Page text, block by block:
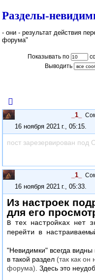
Разделы-
- они - результат действия
форума"
Показывать по
Выводить
_1_
16 ноября 2021 г., 05:15
пост зарезервирован под
_1_
16 ноября 2021 г., 05:33
Из настроек
для его
В тех настройках нет
перейти в
"Невидимки" всегда
в такой раздел (так как он
форума) . Здесь это